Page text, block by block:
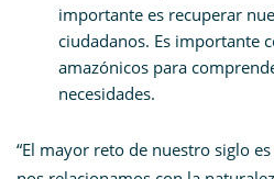
importante es recuperar
ciudadanos. Es importante
amazónicos para
necesidades.
“El mayor reto de nuestro siglo